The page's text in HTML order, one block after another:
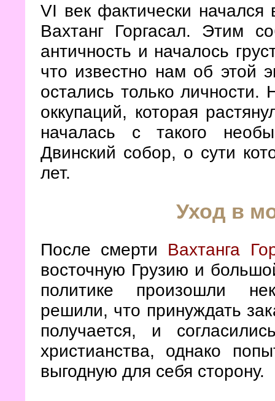
VI век фактически
Вахтанг Горгасал. Этим
античность и началось
что известно нам об этой
остались только личности.
оккупаций, которая
началась с такого
Двинский собор, о сути
лет.
Уход в
После смерти Вахтанга
восточную Грузию и
политике произошли
решили, что принуждать
получается, и
христианства, однако
выгодную для себя сторону.